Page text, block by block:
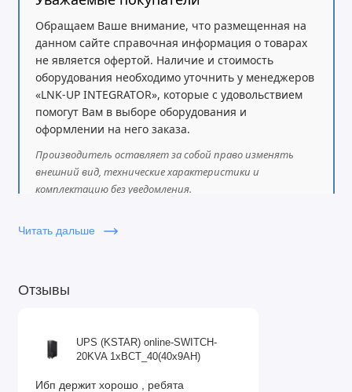
Батарея:
Тип: Свинцово-кислотная (VRLA)
Напряжение батареи: 192 В
Типичное время перезарядки: 4 часа
Срок службы батареи: 3–5 лет
Возможность увеличения автономии: Нет
В комплекте: 1 внешний батарейный блок, 1 кабель
для батареи
Управление и мониторинг:
RS-232
Дисплей: Многофункциональный ЖК-дисплей
Низкий заряд
Физические характеристики:
Обращаем Ваше внимание, что размещенная на
данном сайте справочная информация о товарах
не является офертой. Наличие и стоимость
оборудования необходимо уточнить у менеджеров
«LNK-UP INTEGRATOR», которые с удовольствием
помогут Вам в выборе оборудования и
оформлении на него заказа.
Производитель оставляет за собой право изменять
внешний вид, технические характеристики и
комплектацию без уведомления.
Читать дальше
Отзывы
UPS (KSTAR) online-SWITCH-
20KVA 1xBCT_40(40x9AH)
Ибп держит хорошо , ребята